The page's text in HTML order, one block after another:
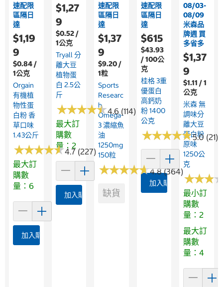
速配限
區隔日
達
$1,19
9
$0.84 /
1公克
Orgain
有機植
物性蛋
白粉 香
草口味
1.43公斤
★★★★★
★★★★★4.7 (227)
最大訂
購數
量：6
加入購物車
$1,27
9
$0.52 /
1公克
Tryall 分
離大豆
植物蛋
白 2.5公
斤
★★★★★
★★★★★4.6 (114)
最大訂
購數
量：2
加入購物車
速配限
區隔日
達
$1,37
9
$9.20 /
1粒
Sports
Researc
H
Omega-
3 濃縮魚
油
1250mg
150粒
★★★★★
★★★★★4.8 (364)
缺貨
速配限
區隔日
達
$615
$43.93
/ 100公
克
桂格 3重
優蛋白
高鈣奶
粉 1400
公克
★★★★★
★★★★★5.0 (21)
加入購物車
08/03-
08/09
米森品
牌週 買
多省多
$1,37
9
$1.11 / 1
公克
米森 無
調味分
離大豆
蛋白粉
原味
1250公
克
★★★
★★★
最小訂
購數
量：2
最大訂
購數
量：4